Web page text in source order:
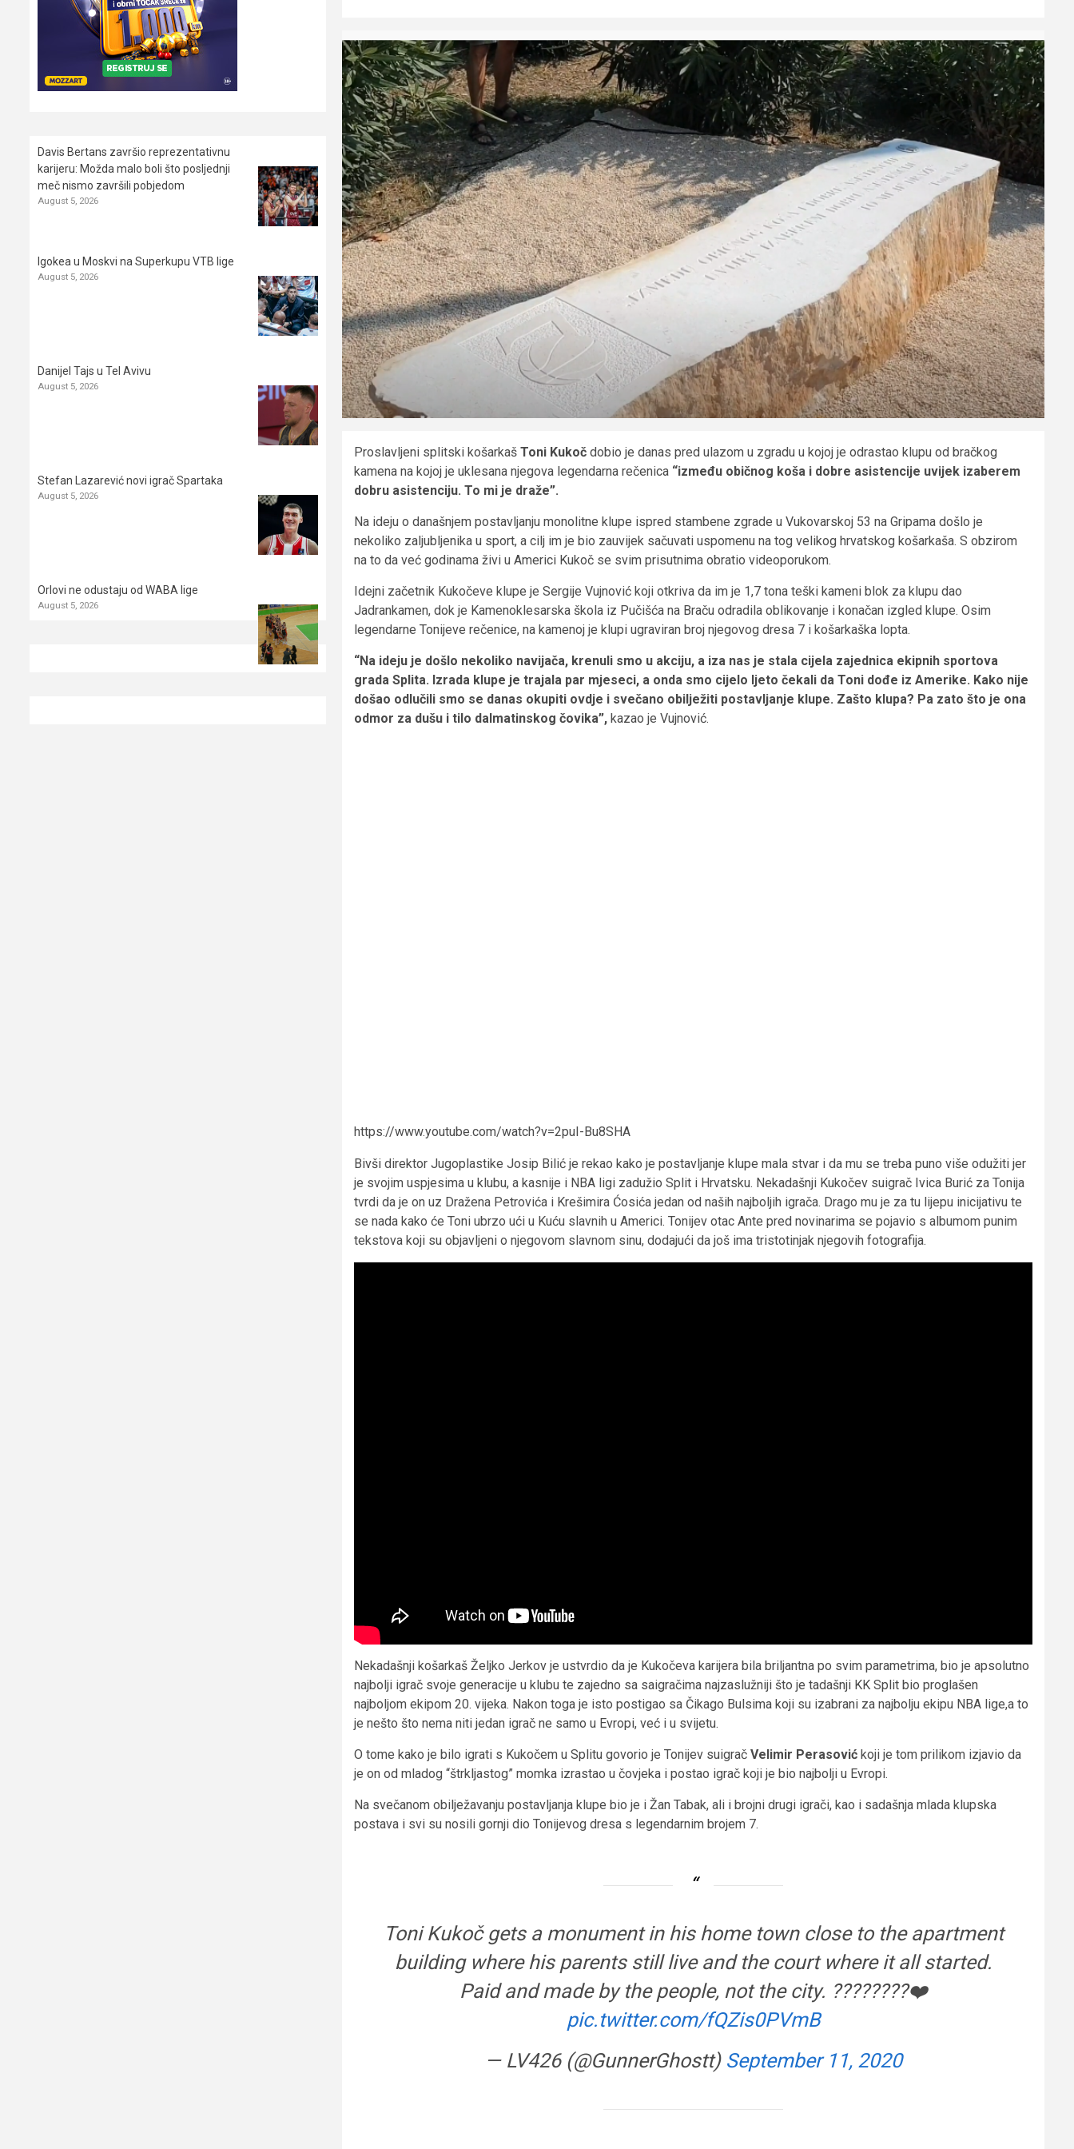
Proslavljeni splitski košarkaš Toni Kukoč dobio je danas pred ulazom u zgradu u kojoj je odrastao klupu od bračkog
kamena na kojoj je uklesana njegova legendarna rečenica “između običnog koša i dobre asistencije uvijek izaberem
dobru asistenciju. To mi je draže”.
Na ideju o današnjem postavljanju monolitne klupe ispred stambene zgrade u Vukovarskoj 53 na Gripama došlo je
nekoliko zaljubljenika u sport, a cilj im je bio zauvijek sačuvati uspomenu na tog velikog hrvatskog košarkaša. S obzirom
na to da već godinama živi u Americi Kukoč se svim prisutnima obratio videoporukom.
Idejni začetnik Kukočeve klupe je Sergije Vujnović koji otkriva da im je 1,7 tona teški kameni blok za klupu dao
Jadrankamen, dok je Kamenoklesarska škola iz Pučišća na Braču odradila oblikovanje i konačan izgled klupe. Osim
legendarne Tonijeve rečenice, na kamenoj je klupi ugraviran broj njegovog dresa 7 i košarkaška lopta.
“Na ideju je došlo nekoliko navijača, krenuli smo u akciju, a iza nas je stala cijela zajednica ekipnih sportova
grada Splita. Izrada klupe je trajala par mjeseci, a onda smo cijelo ljeto čekali da Toni dođe iz Amerike. Kako nije
došao odlučili smo se danas okupiti ovdje i svečano obilježiti postavljanje klupe. Zašto klupa? Pa zato što je ona
odmor za dušu i tilo dalmatinskog čovika”, kazao je Vujnović.
https://www.youtube.com/watch?v=2puI-Bu8SHA
Bivši direktor Jugoplastike Josip Bilić je rekao kako je postavljanje klupe mala stvar i da mu se treba puno više odužiti jer
je svojim uspjesima u klubu, a kasnije i NBA ligi zadužio Split i Hrvatsku. Nekadašnji Kukočev suigrač Ivica Burić za Tonija
tvrdi da je on uz Dražena Petrovića i Krešimira Ćosića jedan od naših najboljih igrača. Drago mu je za tu lijepu inicijativu te
se nada kako će Toni ubrzo ući u Kuću slavnih u Americi. Tonijev otac Ante pred novinarima se pojavio s albumom punim
tekstova koji su objavljeni o njegovom slavnom sinu, dodajući da još ima tristotinjak njegovih fotografija.
Nekadašnji košarkaš Željko Jerkov je ustvrdio da je Kukočeva karijera bila briljantna po svim parametrima, bio je apsolutno
najbolji igrač svoje generacije u klubu te zajedno sa saigračima najzaslužniji što je tadašnji KK Split bio proglašen
najboljom ekipom 20. vijeka. Nakon toga je isto postigao sa Čikago Bulsima koji su izabrani za najbolju ekipu NBA lige,a to
je nešto što nema niti jedan igrač ne samo u Evropi, već i u svijetu.
O tome kako je bilo igrati s Kukočem u Splitu govorio je Tonijev suigrač Velimir Perasović koji je tom prilikom izjavio da
je on od mladog “štrkljastog” momka izrastao u čovjeka i postao igrač koji je bio najbolji u Evropi.
Na svečanom obilježavanju postavljanja klupe bio je i Žan Tabak, ali i brojni drugi igrači, kao i sadašnja mlada klupska
postava i svi su nosili gornji dio Tonijevog dresa s legendarnim brojem 7.
Toni Kukoč gets a monument in his home town close to the apartment
building where his parents still live and the court where it all started.
Paid and made by the people, not the city. ????????❤️
pic.twitter.com/fQZis0PVmB
— LV426 (@GunnerGhostt) September 11, 2020
Davis Bertans završio reprezentativnu
karijeru: Možda malo boli što posljednji
meč nismo završili pobjedom
August 5, 2026
Igokea u Moskvi na Superkupu VTB lige
August 5, 2026
Danijel Tajs u Tel Avivu
August 5, 2026
Stefan Lazarević novi igrač Spartaka
August 5, 2026
Orlovi ne odustaju od WABA lige
August 5, 2026